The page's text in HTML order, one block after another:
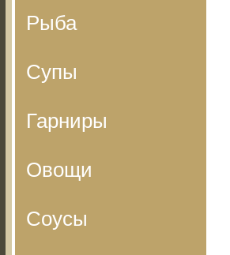
Рыба
Супы
Гарниры
Овощи
Соусы